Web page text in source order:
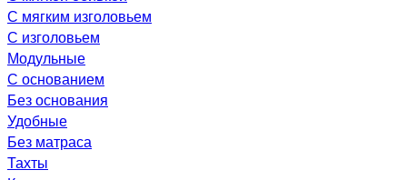
С мягким изголовьем
С изголовьем
Модульные
С основанием
Без основания
Удобные
Без матраса
Тахты